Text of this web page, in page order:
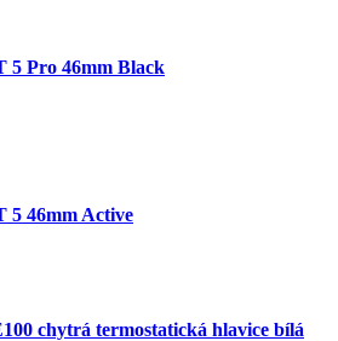
5 Pro 46mm Black
5 46mm Active
chytrá termostatická hlavice bílá